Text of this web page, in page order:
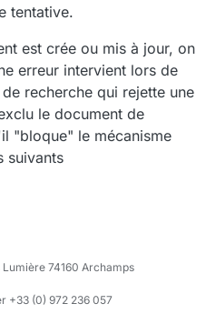
tentative.
est crée ou mis à jour, on
erreur intervient lors de
recherche qui rejette une
le document de
"bloque" le mécanisme
suivants
74160 Archamps
+33 (0) 972 236 057